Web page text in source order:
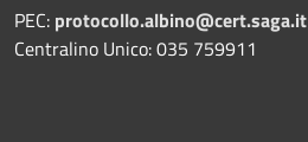
PEC: protocollo.albino@cert.saga.it
Centralino Unico: 035 759911